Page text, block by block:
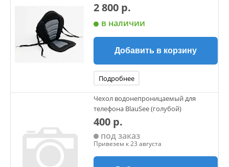
2 800 р.
в наличии
Добавить в корзину
Подробнее
Чехол водонепроницаемый для
телефона BlauSee (голубой)
400 р.
под заказ
Привезем к 23 августа